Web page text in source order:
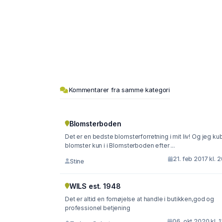
Kommentarer fra samme kategori
Blomsterboden
Det er en bedste blomsterforretning i mit liv! Og jeg
blomster kun i i Blomsterboden efter ...
Stine 21. feb 2017 kl.
WILS est. 1948
Det er altid en fornøjelse at handle i butikken,god og
professionel betjening